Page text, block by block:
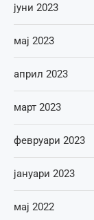
јуни 2023
мај 2023
април 2023
март 2023
февруари 2023
јануари 2023
мај 2022